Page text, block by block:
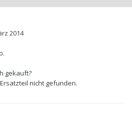
2014
gekauft?
nicht gefunden.